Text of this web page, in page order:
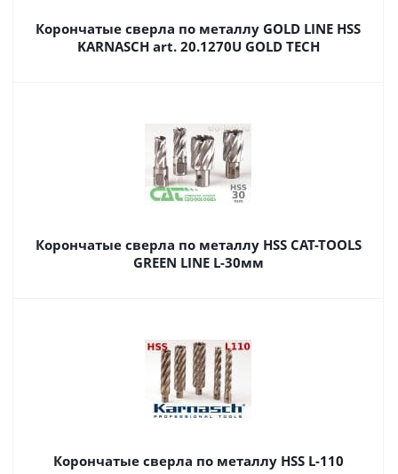
Корончатые сверла по металлу GOLD LINE HSS
KARNASCH art. 20.1270U GOLD TECH
Корончатые сверла по металлу HSS CAT-TOOLS
GREEN LINE L-30мм
Корончатые сверла по металлу HSS L-110